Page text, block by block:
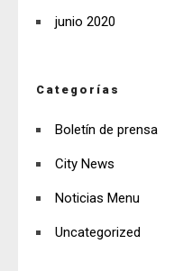
junio 2020
Categorías
Boletín de prensa
City News
Noticias Menu
Uncategorized